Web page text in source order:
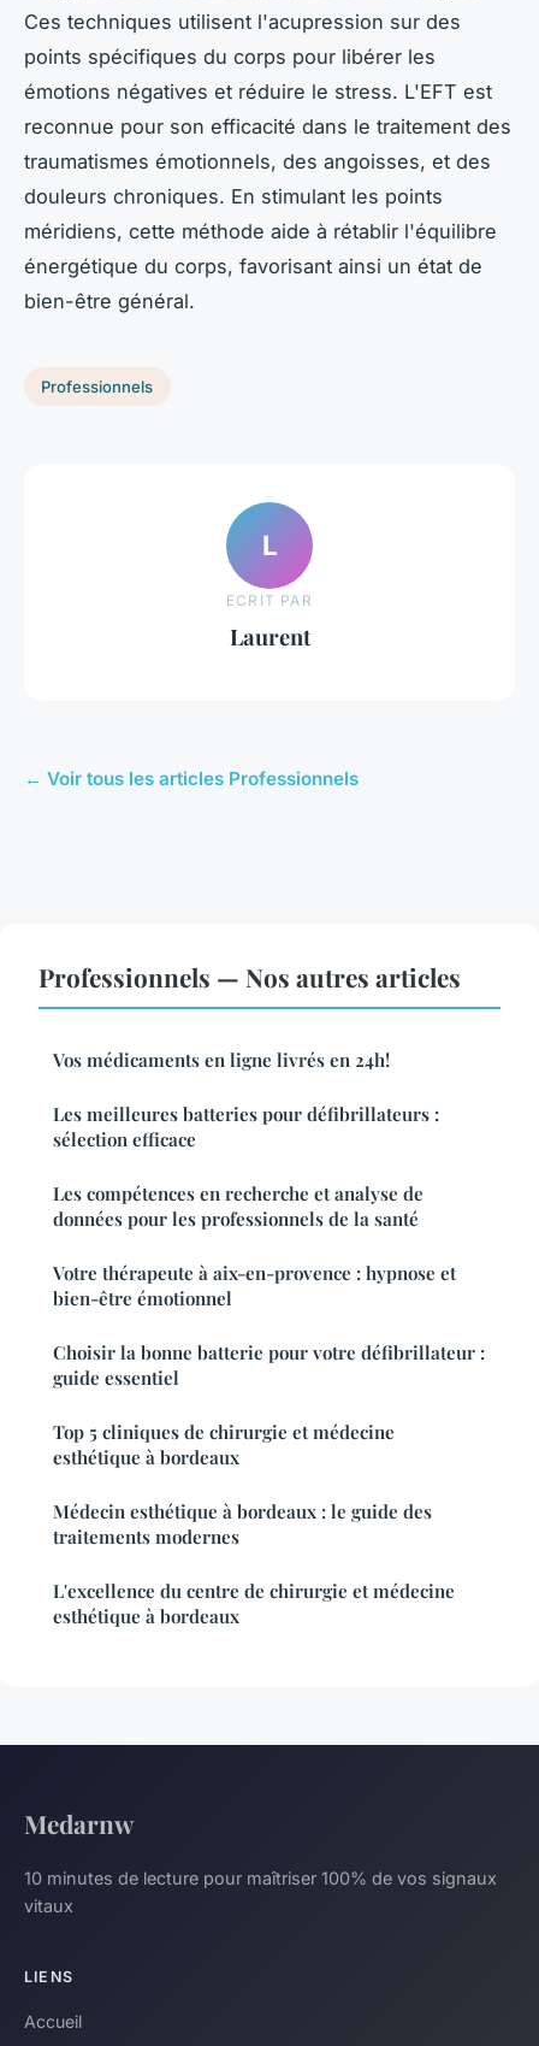
Ces techniques utilisent l'acupression sur des
points spécifiques du corps pour libérer les
émotions négatives et réduire le stress. L'EFT est
reconnue pour son efficacité dans le traitement des
traumatismes émotionnels, des angoisses, et des
douleurs chroniques. En stimulant les points
méridiens, cette méthode aide à rétablir l'équilibre
énergétique du corps, favorisant ainsi un état de
bien-être général.
Professionnels
L
ECRIT PAR
Laurent
← Voir tous les articles Professionnels
Professionnels — Nos autres articles
Vos médicaments en ligne livrés en 24h!
Les meilleures batteries pour défibrillateurs :
sélection efficace
Les compétences en recherche et analyse de
données pour les professionnels de la santé
Votre thérapeute à aix-en-provence : hypnose et
bien-être émotionnel
Choisir la bonne batterie pour votre défibrillateur :
guide essentiel
Top 5 cliniques de chirurgie et médecine
esthétique à bordeaux
Médecin esthétique à bordeaux : le guide des
traitements modernes
L'excellence du centre de chirurgie et médecine
esthétique à bordeaux
Medarnw
10 minutes de lecture pour maîtriser 100% de vos signaux
vitaux
LIENS
Accueil